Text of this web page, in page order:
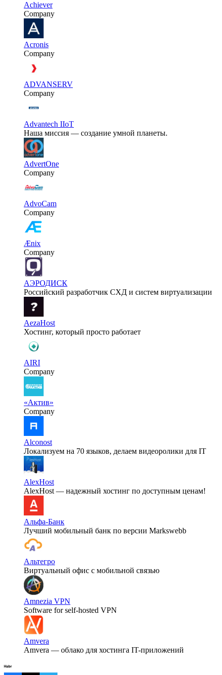
Achiever
Company
Acronis
Company
ADVANSERV
Company
Advantech IIoT
Наша миссия — создание умной планеты.
AdvertOne
Company
AdvoCam
Company
Ænix
Company
АЭРОДИСК
Российский разработчик СХД и систем виртуализации
AezaHost
Хостинг, который просто работает
AIRI
Company
«Актив»
Company
Alconost
Локализуем на 70 языков, делаем видеоролики для IT
AlexHost
AlexHost — надежный хостинг по доступным ценам!
Альфа-Банк
Лучший мобильный банк по версии Markswebb
Альтегро
Виртуальный офис с мобильной связью
Amnezia VPN
Software for self-hosted VPN
Amvera
Amvera — облако для хостинга IT-приложений